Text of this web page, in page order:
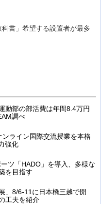
書」希望する設置者が最多
動部の部活費は年間8.4万円
調べ
ライン国際交流授業を本格
強化
ツ「HADO」を導入、多様な
を目指す
」8/6-11に日本橋三越で開
工夫を紹介